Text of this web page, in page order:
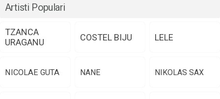
Artisti Populari
TZANCA
URAGANU
COSTEL BIJU LELE
NICOLAE GUTA NANE NIKOLAS SAX